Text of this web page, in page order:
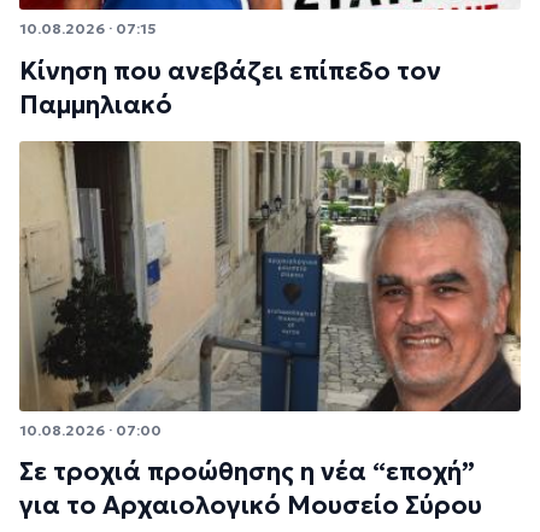
10.08.2026 · 07:15
Κίνηση που ανεβάζει επίπεδο τον
Παμμηλιακό
10.08.2026 · 07:00
Σε τροχιά προώθησης η νέα “εποχή”
για το Αρχαιολογικό Μουσείο Σύρου